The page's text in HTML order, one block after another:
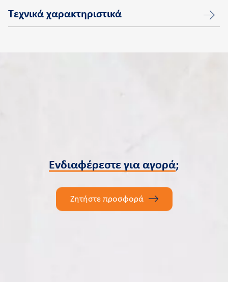
Τεχνικά χαρακτηριστικά
Ενδιαφέρεστε για αγορά;
Ζητήστε προσφορά